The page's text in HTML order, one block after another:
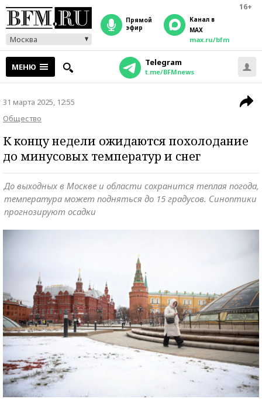
16+
Москва
прямой
эфир
Канал в
MAX
max.ru/bfm
МЕНЮ Telegram
t.me/BFMnews
31 марта 2025, 12:55
Общество
К концу недели ожидаются похолодание
до минусовых температур и снег
До выходных в Москве и области сохранится теплая погода,
температура может подняться до 15 градусов. Синоптики
прогнозируют осадки